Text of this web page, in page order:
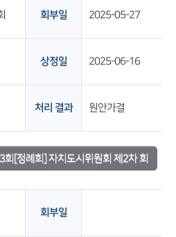
회부일 2025-05-27
상정일 2025-06-16
처리 결과 원안가결
회[정례회] 자치도시위원회 제2차 회
회부일